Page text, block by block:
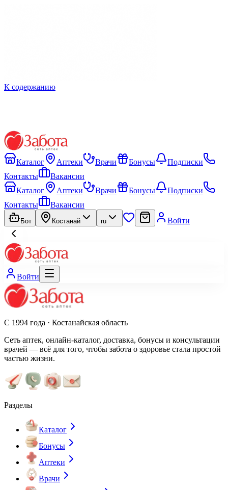
К содержанию
Каталог Аптеки Врачи Бонусы
Подписки
Контакты
Вакансии
Каталог
Аптеки Врачи Бонусы
Подписки
Контакты
Вакансии
Бот Костанай ru Войти
Войти
С 1994 года · Костанайская область
Сеть аптек, онлайн-каталог, доставка, бонусы и консультации
врачей — всё для того, чтобы забота о здоровье стала простой
частью жизни.
Разделы
Каталог
Бонусы
Аптеки
Врачи